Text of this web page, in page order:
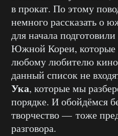
в прокат. По этому
немного рассказать о
для начала
Южной Кореи, которые
любому любителю
данный список не
Ука, которые мы
порядке. И обойдёмся
творчество — тоже
разговора.